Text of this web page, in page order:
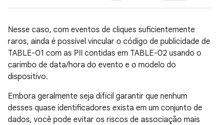
Nesse caso, com eventos de cliques suficientemente
raros, ainda é possível vincular o código de publicidade de
TABLE-01 com as PII contidas em TABLE-02 usando o
carimbo de data/hora do evento e o modelo do
dispositivo.
Embora geralmente seja difícil garantir que nenhum
desses quase identificadores exista em um conjunto de
dados, você pode evitar os riscos de associação mais